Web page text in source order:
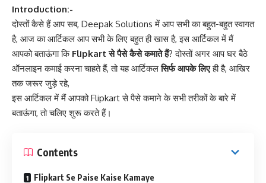
Introduction:-
दोस्तों कैसे हैं आप सब, Deepak Solutions में आप सभी का बहुत-बहुत स्वागत
है, आज का आर्टिकल आप सभी के लिए बहुत ही खास है, इस आर्टिकल में मैं
आपको बताऊंगा कि Flipkart से पैसे कैसे कमाते हैं? दोस्तों अगर आप घर बैठे
ऑनलाइन कमाई करना चाहते हैं, तो यह आर्टिकलसिर्फ आपके लिएही है, आखिर
तक जरूर जुड़े रहे,
इस आर्टिकल में मैं आपको Flipkart से पैसे कमाने के सभी तरीकों के बारे में
बताऊंगा, तो चलिए शुरू करते हैं।
Contents
Flipkart Se Paise Kaise Kamaye